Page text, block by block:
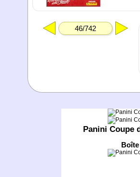
46/742
Panini Coupe